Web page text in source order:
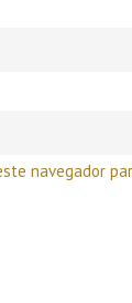
navegador